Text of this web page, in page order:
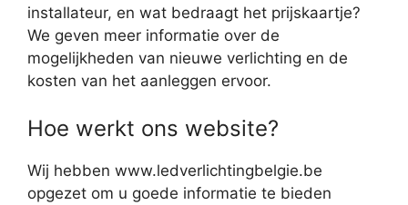
installateur, en wat bedraagt het prijskaartje?
We geven meer informatie over de
mogelijkheden van nieuwe verlichting en de
kosten van het aanleggen ervoor.
Hoe werkt ons website?
Wij hebben www.ledverlichtingbelgie.be
opgezet om u goede informatie te bieden